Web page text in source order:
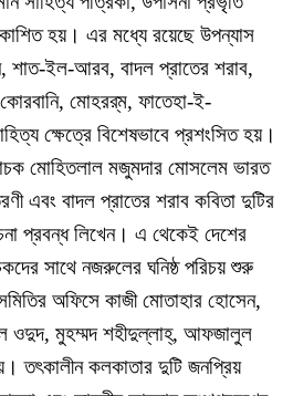
হয়। এর মধ্যে রয়েছে উপন্যাস
শাত-ইল-আরব, বাদল প্রাতের শরাব,
মোহরর্‌ম, ফাতেহা-ই-
ক্ষেত্রে বিশেষভাবে প্রশংসিত হয়।
মোহিতলাল মজুমদার মোসলেম ভারত
এবং বাদল প্রাতের শরাব কবিতা দুটির
প্রবন্ধ লিখেন। এ থেকেই দেশের
সাথে নজরুলের ঘনিষ্ঠ পরিচয় শুরু
অফিসে কাজী মোতাহার হোসেন,
ওদুদ, মুহম্মদ শহীদুল্লাহ্‌, আফজালুল
তৎকালীন কলকাতার দুটি জনপ্রিয়